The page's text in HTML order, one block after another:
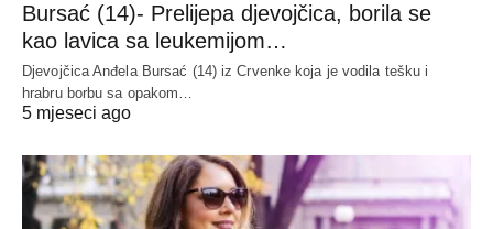
Bursać (14)- Prelijepa djevojčica, borila se
kao lavica sa leukemijom…
Djevojčica Anđela Bursać (14) iz Crvenke koja je vodila tešku i
hrabru borbu sa opakom…
5 mjeseci ago